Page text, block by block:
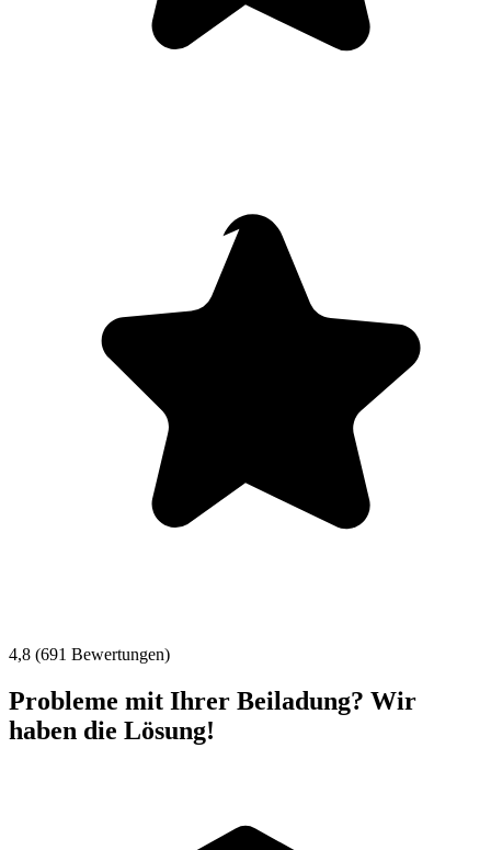
4,8 (691 Bewertungen)
Probleme mit Ihrer Beiladung? Wir
haben die Lösung!